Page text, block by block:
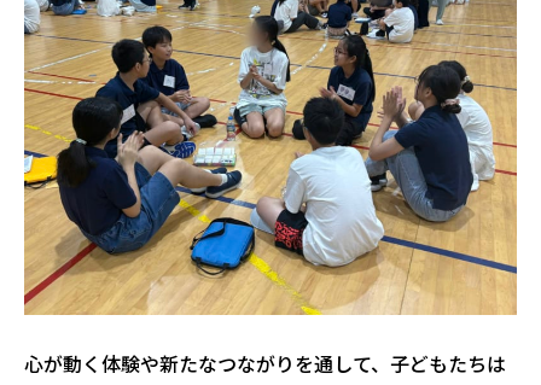
心が動く体験や新たなつながりを通して、子どもたちは